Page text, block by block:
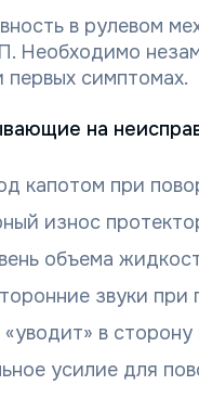
в рулевом
Необходимо
первых симптомах.
на
капотом при
износ
объема
звуки при
в
усилие для